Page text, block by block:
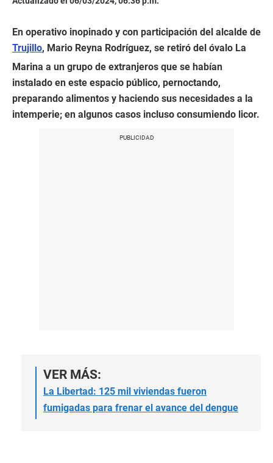
En operativo inopinado y con participación del alcalde de
Trujillo, Mario Reyna Rodríguez, se retiró del óvalo La
Marina a un grupo de extranjeros que se habían
instalado en este espacio público, pernoctando,
preparando alimentos y haciendo sus necesidades a la
intemperie; en algunos casos incluso consumiendo licor.
VER MÁS:
La Libertad: 125 mil viviendas fueron
fumigadas para frenar el avance del dengue